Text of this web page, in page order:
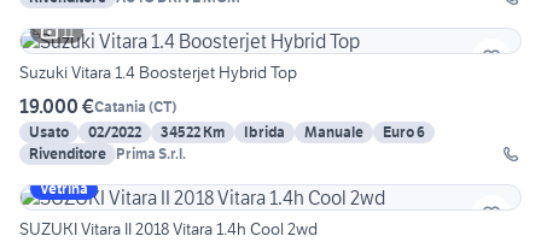
11
Suzuki Vitara 1.4 Boosterjet Hybrid Top
19.000 €Catania (CT)
Usato
02/2022 34522 Km Ibrida Manuale
Euro 6
Rivenditore Prima S.r.l.
Vetrina
SUZUKI Vitara II 2018 Vitara 1.4h Cool 2wd